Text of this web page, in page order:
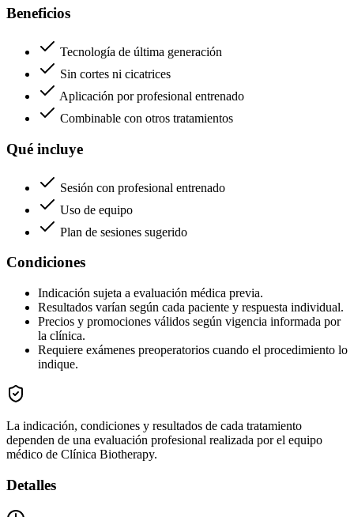
Beneficios
Tecnología de última generación
Sin cortes ni cicatrices
Aplicación por profesional entrenado
Combinable con otros tratamientos
Qué incluye
Sesión con profesional entrenado
Uso de equipo
Plan de sesiones sugerido
Condiciones
Indicación sujeta a evaluación médica previa.
Resultados varían según cada paciente y respuesta individual.
Precios y promociones válidos según vigencia informada por
la clínica.
Requiere exámenes preoperatorios cuando el procedimiento lo
indique.
La indicación, condiciones y resultados de cada tratamiento
dependen de una evaluación profesional realizada por el equipo
médico de Clínica Biotherapy.
Detalles